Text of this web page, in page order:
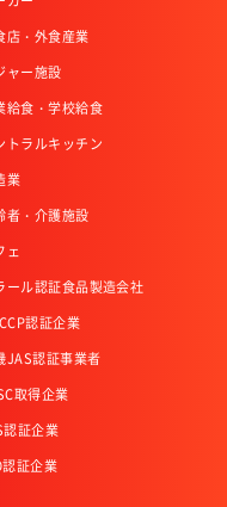
店・外食産業
ャー施設
給食・学校給食
トラルキッチン
業
者・介護施設
ェ
ール認証食品製造会社
認証企業
JAS認証事業者
取得企業
認証企業
認証企業